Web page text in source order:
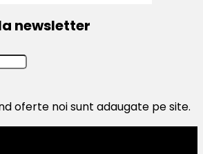
newsletter
oferte noi sunt adaugate pe site.